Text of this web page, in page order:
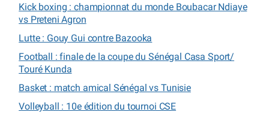
Kick boxing : championnat du monde Boubacar Ndiaye
vs Preteni Agron
Lutte : Gouy Gui contre Bazooka
Football : finale de la coupe du Sénégal Casa Sport/
Touré Kunda
Basket : match amical Sénégal vs Tunisie
Volleyball : 10e édition du tournoi CSE